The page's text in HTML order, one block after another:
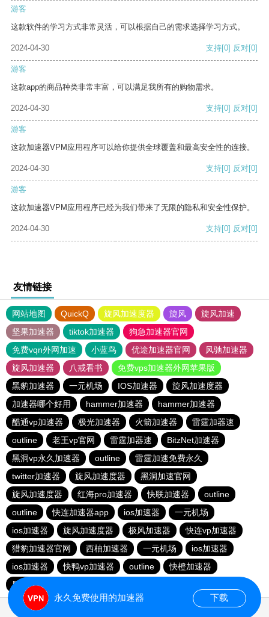
游客
这款软件的学习方式非常灵活，可以根据自己的需求选择学习方式。
2024-04-30 支持[0] 反对[0]
游客
这款app的商品种类非常丰富，可以满足我所有的购物需求。
2024-04-30 支持[0] 反对[0]
游客
这款加速器VPM应用程序可以给你提供全球覆盖和最高安全性的连接。
2024-04-30 支持[0] 反对[0]
游客
这款加速器VPM应用程序已经为我们带来了无限的隐私和安全性保护。
2024-04-30 支持[0] 反对[0]
友情链接
网站地图 QuickQ 旋风加速度器 旋风
旋风加速
坚果加速器
tiktok加速器
狗急加速器官网
免费vqn外网加速
小蓝鸟 优途加速器官网
风驰加速器
旋风加速器
八戒看书
免费vps加速器外网苹果版
黑豹加速器
一元机场 IOS加速器
旋风加速度器
加速器哪个好用
hammer加速器
hammer加速器
酷通vp加速器
极光加速器 火箭加速器
雷霆加器速
outline
老王vp官网 雷霆加器速
BitzNet加速器
黑洞vp永久加速器
outline
雷霆加速免费永久
twitter加速器
旋风加速度器
黑洞加速官网
旋风加速度器
红海pro加速器 快联加速器
outline
outline
快连加速器app ios加速器
一元机场
ios加速器
旋风加速度器 极风加速器
快连vp加速器
猎豹加速器官网
西柚加速器 一元机场
ios加速器
ios加速器
快鸭vp加速器 outline
快橙加速器
黑洞vqn加速
永久免费使用的加速器 下载